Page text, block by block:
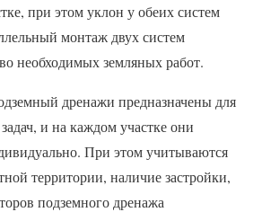
при этом уклон у обеих систем
монтаж двух систем
необходимых земляных работ.
дренажи предназначены для
и на каждом участке они
При этом учитываются
территории, наличие застройки,
подземного дренажа